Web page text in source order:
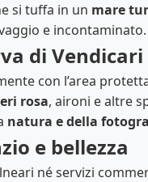
si tuffa in un mare
e incontaminato.
di Vendicari
con l’area
rosa, aironi e altre
natura e della
e bellezza
né servizi